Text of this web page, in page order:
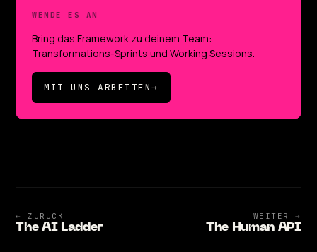
WENDE ES AN
Bring das Framework zu deinem Team:
Transformations-Sprints und Working Sessions.
MIT UNS ARBEITEN→
← ZURÜCK
The AI Ladder
WEITER →
The Human API